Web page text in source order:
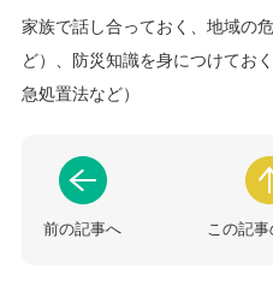
家族で話し合っておく、地域の
ど）、防災知識を身につけてお
急処置法など）
前の記事へ この記